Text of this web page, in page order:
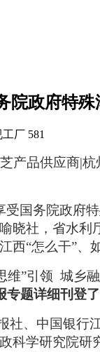
院政府特
工厂 581
受国务院政府
晓社，省水
西“怎么干”、
维”引领 城乡
专题详细刊登
社、中国银行
科学研究院